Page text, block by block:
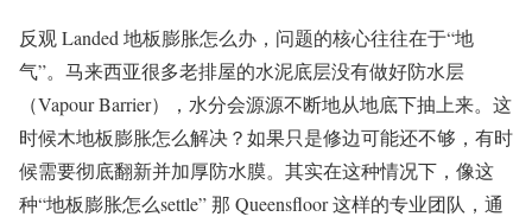
反观 Landed 地板膨胀怎么办，问题的核心往往在于“地
气”。马来西亚很多老排屋的水泥底层没有做好防水层
（Vapour Barrier），水分会源源不断地从地底下抽上来。这
时候木地板膨胀怎么解决？如果只是修边可能还不够，有时
候需要彻底翻新并加厚防水膜。其实在这种情况下，像这
种“地板膨胀怎么settle” 那 Queensfloor 这样的专业团队，通